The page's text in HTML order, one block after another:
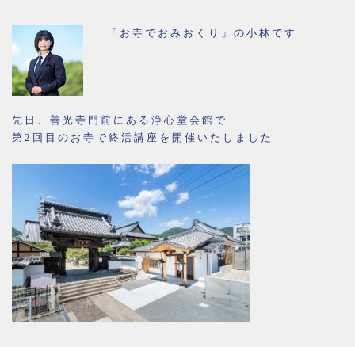
「お寺でおみおくり」の小林です
先日、善光寺門前にある浄心堂会館で
第2回目のお寺で終活講座を開催いたしました